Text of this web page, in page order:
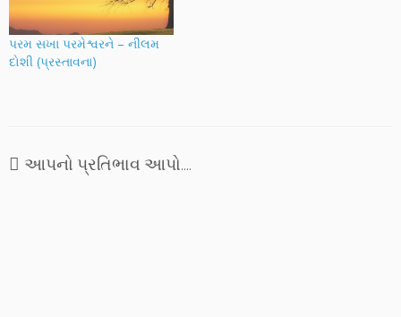
પરમ સખા પરમેશ્વરને – નીલમ
દોશી (પ્રસ્તાવના)
આપનો પ્રતિભાવ આપો....